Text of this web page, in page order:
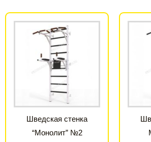
Шведская стенка
“Монолит” №2